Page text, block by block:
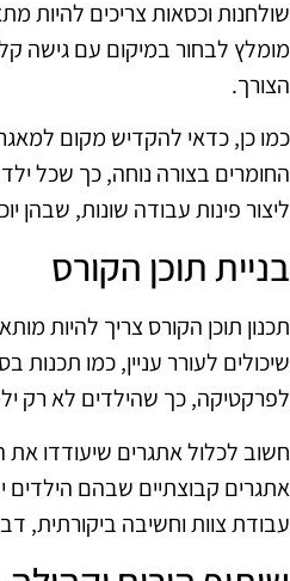
שולחנות וכסאות צריכים להיות
מומלץ לבחור במיקום עם גישה
הצורך.
כמו כן, כדאי להקדיש מקום
החומרים בצורה נוחה, כך שכל
ליצור פינות עבודה שונות, שבהן
בניית תוכן הקורס
תכנון תוכן הקורס צריך להיות
שיכולים לעורר עניין, כמו תכנות
לפרקטיקה, כך שהילדים לא רק
חשוב לכלול אתגרים שיעודדו את
אתגרים קבוצתיים שבהם הילדים
עבודת צוות וחשיבה ביקורתית,